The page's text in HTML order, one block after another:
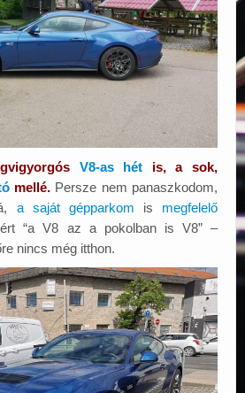
V8-as hét is, a sok,
mellé. Persze nem panaszkodom,
a saját gépparkom is megfelelő
“a V8 az a pokolban is V8” –
nincs még itthon.